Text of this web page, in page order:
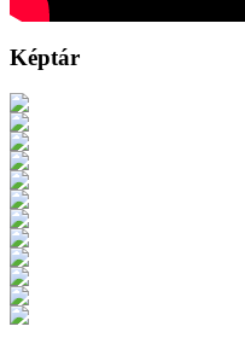
Képtár